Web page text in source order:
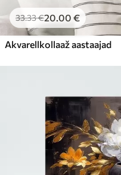
33.33€20.00 €
Akvarellkollaaž aastaajad